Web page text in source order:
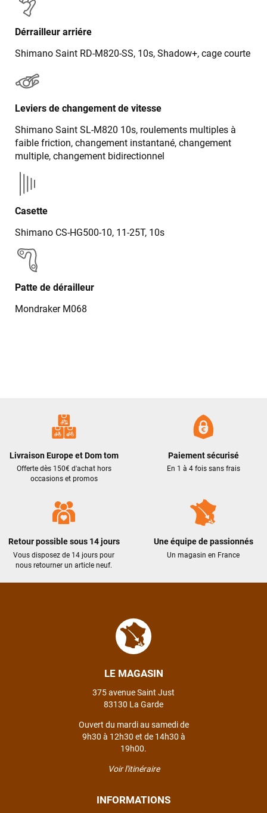
Dérrailleur arriére
Shimano Saint RD-M820-SS, 10s, Shadow+, cage courte
Leviers de changement de vitesse
Shimano Saint SL-M820 10s, roulements multiples à
faible friction, changement instantané, changement
multiple, changement bidirectionnel
Casette
Shimano CS-HG500-10, 11-25T, 10s
Patte de dérailleur
Mondraker M068
Livraison Europe et Dom tom
Offerte dès 150€ d'achat hors
occasions et promos
Paiement sécurisé
En 1 à 4 fois sans frais
Retour possible sous 14 jours
Vous disposez de 14 jours pour
nous retourner un article neuf.
Une équipe de passionnés
Un magasin en France
LE MAGASIN
375 avenue Saint Just
83130 La Garde
Ouvert du mardi au samedi de
9h30 à 12h30 et de 14h30 à
19h00.
Voir l'itinéraire
INFORMATIONS